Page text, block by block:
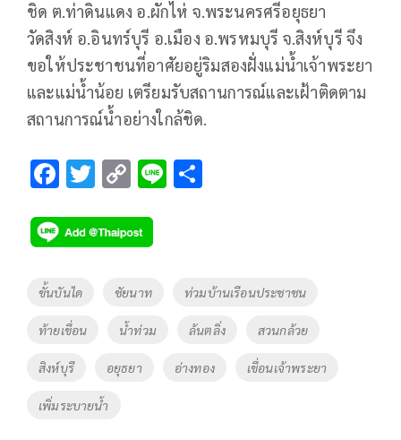
ชิด ต.ท่าดินแดง อ.ผักไห่ จ.พระนครศรีอยุธยา
วัดสิงห์ อ.อินทร์บุรี อ.เมือง อ.พรหมบุรี จ.สิงห์บุรี จึง
ขอให้ประชาชนที่อาศัยอยู่ริมสองฝั่งแม่น้ำเจ้าพระยา
และแม่น้ำน้อย เตรียมรับสถานการณ์และเฝ้าติดตาม
สถานการณ์น้ำอย่างใกล้ชิด.
F
e
b
o
o
k
T
tt
er
C
p
y
Li
n
k
Li
Tags
ขั้นบันได ชัยนาท ท่วมบ้านเรือนประชาชน
ท้ายเขื่อน น้ำท่วม ล้นตลิ่ง สวนกล้วย
สิงห์บุรี อยุธยา อ่างทอง เขื่อนเจ้าพระยา
เพิ่มระบายน้ำ